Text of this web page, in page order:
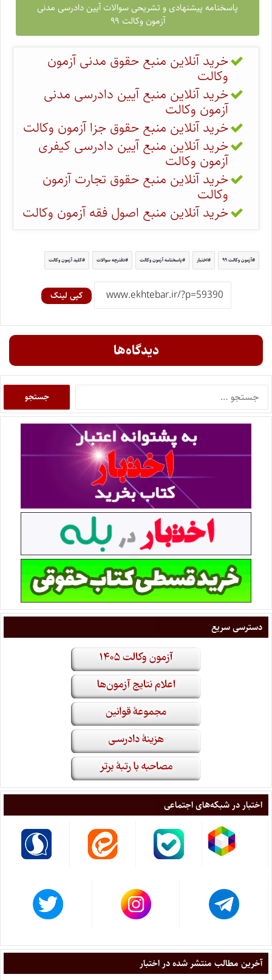
پاسخنامه پیشنهادی و تشریحی سوالات آیین دادرسی مدنی
آزمون وکالت ۹۹
خرید آنلاین منبع حقوق مدنی آزمون
وکالت
خرید آنلاین منبع آیین دادرسی مدنی
آزمون وکالت
خرید آنلاین منبع حقوق جزا آزمون وکالت
خرید آنلاین منبع آیین دادرسی کیفری
آزمون وکالت
خرید آنلاین منبع حقوق تجارت آزمون
وکالت
خرید آنلاین منبع اصول فقه آزمون وکالت
آزمون وکالت ۹۹ اختبار پاسخنامه آزمون وکالت دفترچه سوالات کلید آزمون وکالت
کپی لینک
دیدگاه‌ها
دسترسی سریع
اختبار در شبکه‌های اجتماعی
آخرین مطالب منتشر شده در اختبار